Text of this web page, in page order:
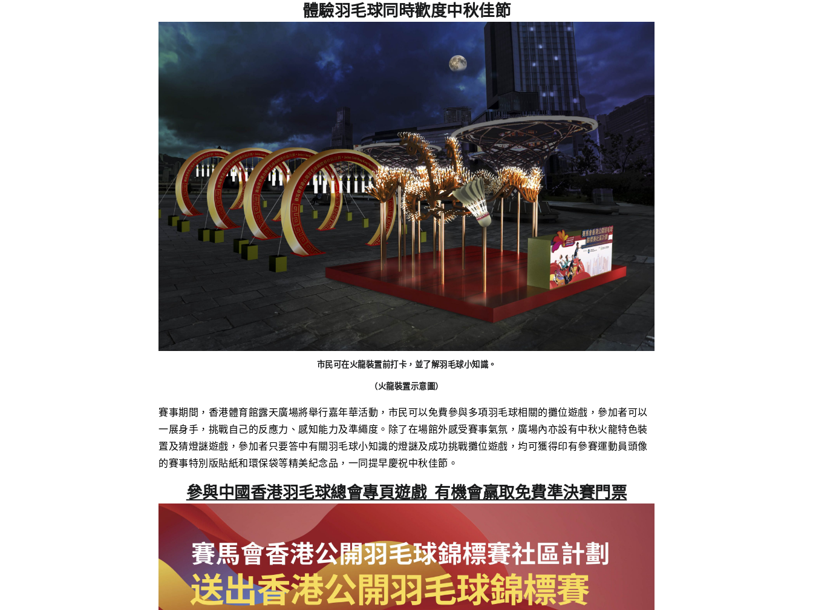
體驗羽毛球同時歡度中秋佳節
市民可在火龍裝置前打卡，並了解羽毛球小知識。
（火龍裝置示意圖）
賽事期間，香港體育館露天廣場將舉行嘉年華活動，市民可以免費參與多項羽毛球相關的攤位遊戲，參加者可以
一展身手，挑戰自己的反應力、感知能力及準繩度。除了在場館外感受賽事氣氛，廣場內亦設有中秋火龍特色裝
置及猜燈謎遊戲，參加者只要答中有關羽毛球小知識的燈謎及成功挑戰攤位遊戲，均可獲得印有參賽運動員頭像
的賽事特別版貼紙和環保袋等精美紀念品，一同提早慶祝中秋佳節。
參與中國香港羽毛球總會專頁遊戲有機會羸取免費準決賽門票